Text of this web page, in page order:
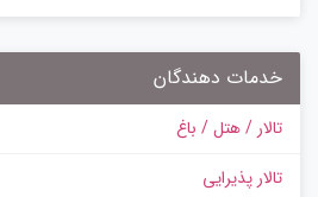
خدمات دهندگان
تالار / هتل / باغ
تالار پذیرایی